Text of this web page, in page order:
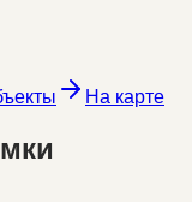
На карте